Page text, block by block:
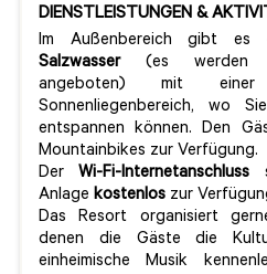
DIENSTLEISTUNGEN &
Im Außenbereich gibt
Salzwasser(es werden
angeboten) mit
Sonnenliegenbereich, wo
entspannen können. Den
Mountainbikes zur Verfügung.
Der Wi-Fi-Internetanschluss
Anlage kostenlos zur
Das Resort organisiert
denen die Gäste die
einheimische Musik